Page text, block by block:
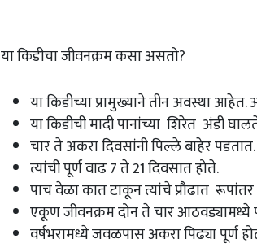
या किडीचा जीवनक्रम कसा असतो?
या किडीच्या प्रामुख्याने तीन अवस्था
या किडीची मादी पानांच्या शिरेत अंडी
चार ते अकरा दिवसांनी पिल्ले बाहेर पडतात.
त्यांची पूर्ण वाढ 7 ते 21 दिवसात होते.
पाच वेळा कात टाकून त्यांचे प्रौढात रूपांतर
एकूण जीवनक्रम दोन ते चार आठवड्यामध्ये
वर्षभरामध्ये जवळपास अकरा पिढ्या पूर्ण